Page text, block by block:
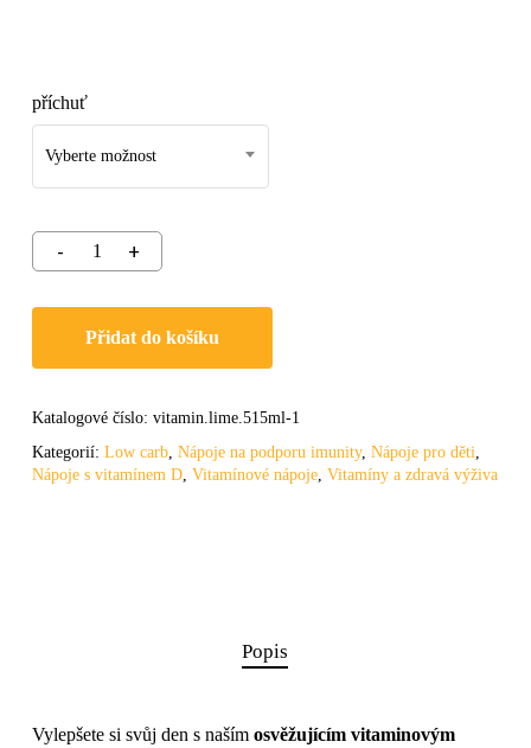
příchuť
Vyberte možnost
Přidat do košíku
Katalogové číslo: vitamin.lime.515ml-1
Kategorií: Low carb, Nápoje na podporu imunity, Nápoje pro děti
Nápoje s vitamínem D, Vitamínové nápoje, Vitamíny a zdravá výživa
Popis
Vylepšete si svůj den s naším osvěžujícím vitaminovým